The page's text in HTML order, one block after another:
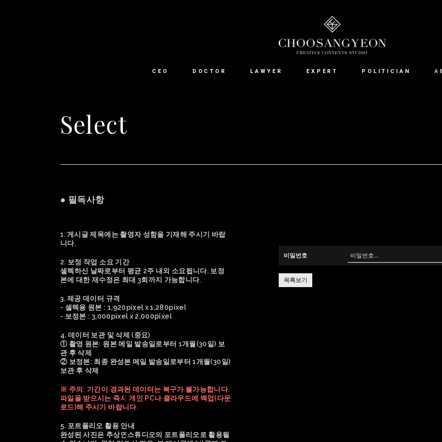
CEO DOCTOR LAWYER EXPERT POLITICIAN
Select
● 필독사항
1. 게시글 제목에는 촬영자 성함을 기재해 주시기 바랍
니다.
2. 보정 작업 소요 기간
셀렉하신 날짜로부터 평균 2주 내외 소요됩니다. 보정
본에 대한 재수정은 최대 3회까지 가능합니다.
3. 제공 데이터 규격
- 셀렉용 원본 : 1,920pixel x 1,280pixel
- 보정본 : 3,000pixel x 2,000pixel
4. 데이터 보관 및 삭제 (중요)
① 촬영 원본: 원본 메일 발송일로부터 1개월(30일) 보
관 후 삭제
② 보정본: 최종 완성본 메일 발송일로부터 1개월(30일)
보관 후 삭제
※ 주의: 기간이 경과된 데이터는 복구가 불가능합니다.
파일을 받으시는 즉시 개인 PC나 클라우드에 백업(다운
로드)해 주시기 바랍니다.
5. 포트폴리오 활용 안내
완성된 사진은 추상연스튜디오의 포트폴리오로 활용될
비밀번호
목록보기